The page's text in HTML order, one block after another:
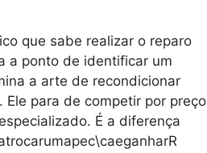
que sabe realizar o reparo
a ponto de identificar um
a arte de recondicionar
para de competir por preço
É a diferença